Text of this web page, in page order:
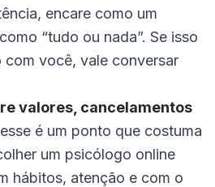
encare como um
“tudo ou nada”. Se isso
você, vale conversar
valores, cancelamentos
é um ponto que costuma
um psicólogo online
hábitos, atenção e com o